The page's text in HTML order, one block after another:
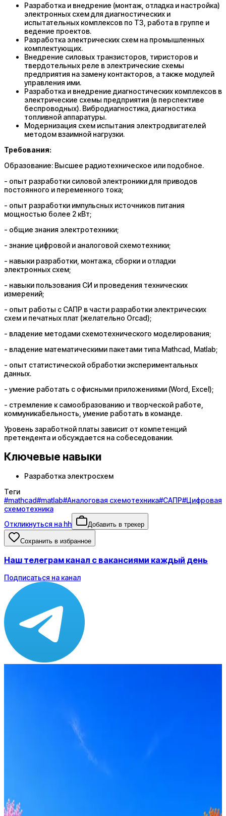
Разработка и внедрение (монтаж, отладка и настройка)
электронных схем для диагностических и
испытательных комплексов по ТЗ, работа в группе и
ведение проектов.
Разработка электрических схем на промышленных
комплектующих.
Внедрение силовых транзисторов, тиристоров и
твердотельных реле в электрические схемы
предприятия на замену контакторов, а также модулей
управления ими.
Разработка и внедрение диагностических комплексов в
электрические схемы предприятия (в перспективе
беспроводных). Вибродиагностика, диагностика
топливной аппаратуры.
Модернизация схем испытания электродвигателей
методом взаимной нагрузки.
Требования:
Образование: Высшее радиотехническое или подобное.
- опыт разработки силовой электроники для приводов
постоянного и переменного тока;
- опыт разработки импульсных источников питания
мощностью более 2 кВт;
- общие знания электротехники;
- знание цифровой и аналоговой схемотехники;
- навыки разработки, монтажа, сборки и отладки
электронных схем;
- навыки пользования СИ и проведения технических
измерений;
- опыт работы с САПР в части разработки электрических
схем и печатных плат (желательно Orcad);
- владение методами схемотехнического моделирования;
- владение математическими пакетами типа Mathcad, Matlab;
- опыт статистической обработки экспериментальных
данных.
- умение работать с офисными приложениями (Word, Excel);
- стремление к самообразованию и творческой работе,
коммуникабельность, умение работать в команде.
Уровень заработной платы зависит от компетенций
претендента и обсуждается на собеседовании.
Ключевые навыки
Разработка электросхем
Теги
#mathcad#matlab#Аналоговая схемотехника#САПР#Цифровая
схемотехника
Откликнуться на hh
Добавить в трекер
Сохранить в избранное
Наш телеграм канал с вакансиями каждый день
Подписаться на канал
Оффер быстрее с Эйч